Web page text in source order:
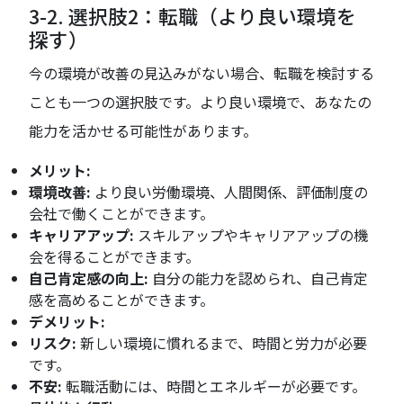
3-2. 選択肢2：転職（より良い環境を
探す）
今の環境が改善の見込みがない場合、転職を検討する
ことも一つの選択肢です。より良い環境で、あなたの
能力を活かせる可能性があります。
メリット:
環境改善: より良い労働環境、人間関係、評価制度の
会社で働くことができます。
キャリアアップ: スキルアップやキャリアアップの機
会を得ることができます。
自己肯定感の向上: 自分の能力を認められ、自己肯定
感を高めることができます。
デメリット:
リスク: 新しい環境に慣れるまで、時間と労力が必要
です。
不安: 転職活動には、時間とエネルギーが必要です。